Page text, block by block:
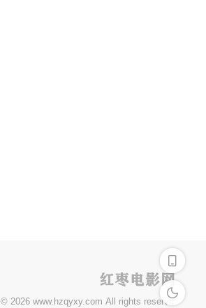
深色模式
© 2026 www.hzqyxy.com All rights reservd.